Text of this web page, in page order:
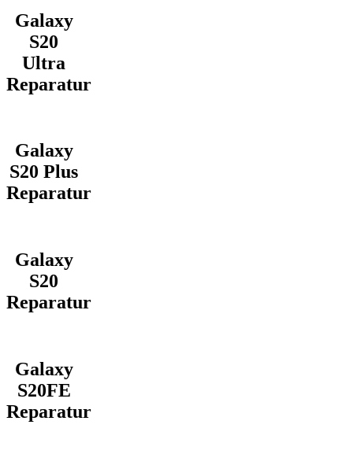
Galaxy
S20
Ultra
Reparatur
Galaxy
S20 Plus
Reparatur
Galaxy
S20
Reparatur
Galaxy
S20FE
Reparatur